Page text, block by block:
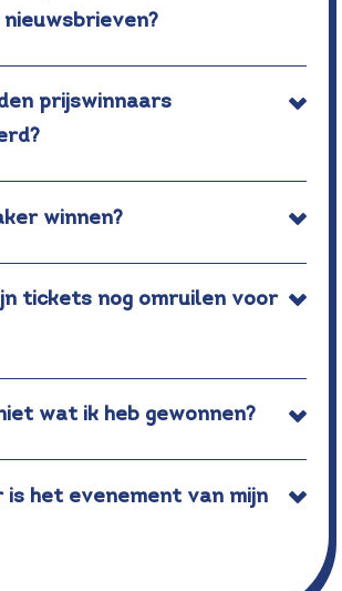
prijswinnaars
winnen?
tickets nog omruilen voor
wat ik heb gewonnen?
is het evenement van mijn